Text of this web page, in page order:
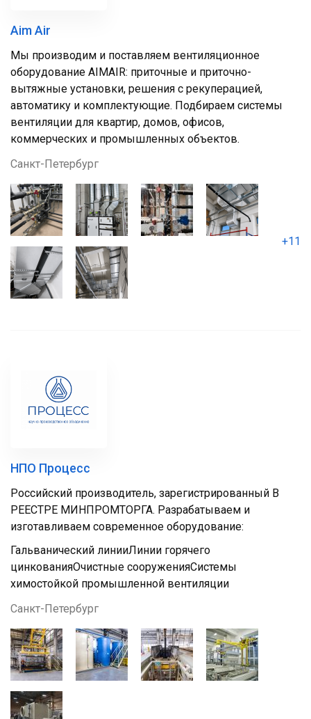
Aim Air
Мы производим и поставляем вентиляционное
оборудование AIMAIR: приточные и приточно-
вытяжные установки, решения с рекуперацией,
автоматику и комплектующие. Подбираем системы
вентиляции для квартир, домов, офисов,
коммерческих и промышленных объектов.
Санкт-Петербург
+11
НПО Процесс
Российский производитель, зарегистрированный В
РЕЕСТРЕ МИНПРОМТОРГА. Разрабатываем и
изготавливаем современное оборудование:
Гальванический линииЛинии горячего
цинкованияОчистные сооруженияСистемы
химостойкой промышленной вентиляции
Санкт-Петербург